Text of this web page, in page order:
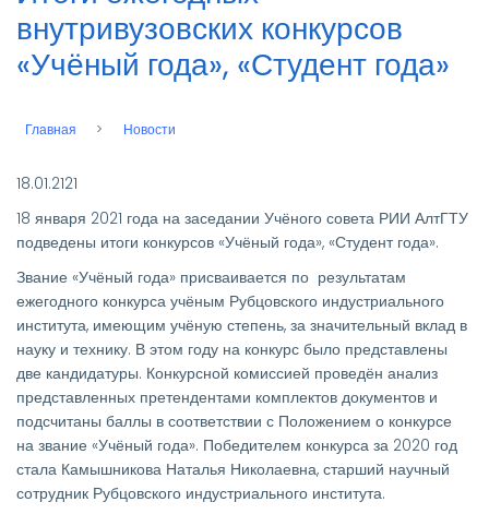
внутривузовских конкурсов
«Учёный года», «Студент года»
Строка
Главная Новости
18.01.2121
18 января 2021 года на заседании Учёного совета РИИ АлтГТУ
подведены итоги конкурсов «Учёный года», «Студент года».
Звание «Учёный года» присваивается по результатам
ежегодного конкурса учёным Рубцовского индустриального
института, имеющим учёную степень, за значительный вклад в
науку и технику. В этом году на конкурс было представлены
две кандидатуры. Конкурсной комиссией проведён анализ
представленных претендентами комплектов документов и
подсчитаны баллы в соответствии с Положением о конкурсе
на звание «Учёный года». Победителем конкурса за 2020 год
стала Камышникова Наталья Николаевна, старший научный
сотрудник Рубцовского индустриального института.